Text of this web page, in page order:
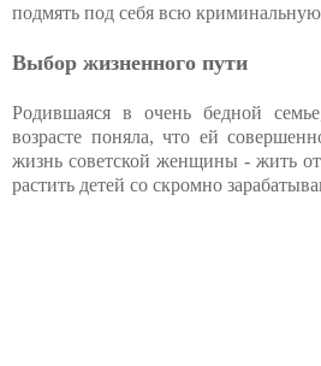
подмять под себя всю
Выбор жизненного пути
Родившаяся в очень бедной
возрасте поняла, что ей
жизнь советской женщины - жить
растить детей со скромно